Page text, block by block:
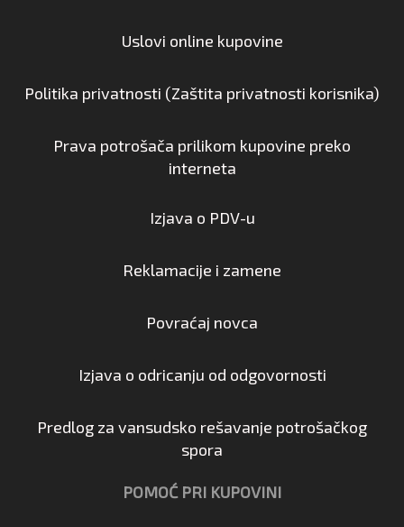
Uslovi online kupovine
Politika privatnosti (Zaštita privatnosti korisnika)
Prava potrošača prilikom kupovine preko
interneta
Izjava o PDV-u
Reklamacije i zamene
Povraćaj novca
Izjava o odricanju od odgovornosti
Predlog za vansudsko rešavanje potrošačkog
spora
POMOĆ PRI KUPOVINI